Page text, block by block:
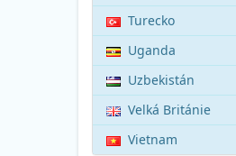
Turecko
Uganda
Uzbekistán
Velká Británie
Vietnam